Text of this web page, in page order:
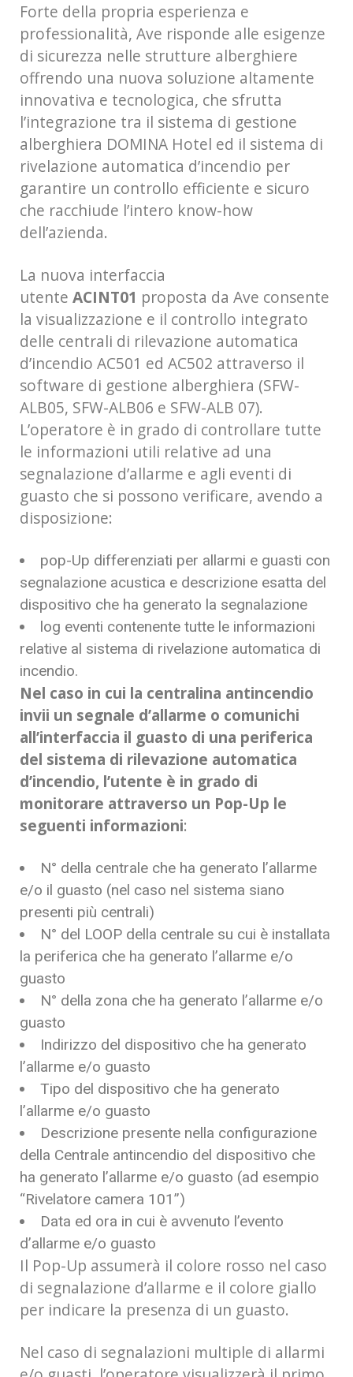
Forte della propria esperienza e
professionalità, Ave risponde alle esigenze
di sicurezza nelle strutture alberghiere
offrendo una nuova soluzione altamente
innovativa e tecnologica, che sfrutta
l’integrazione tra il sistema di gestione
alberghiera DOMINA Hotel ed il sistema di
rivelazione automatica d’incendio per
garantire un controllo efficiente e sicuro
che racchiude l’intero know-how
dell’azienda.
La nuova interfaccia
utente ACINT01 proposta da Ave consente
la visualizzazione e il controllo integrato
delle centrali di rilevazione automatica
d’incendio AC501 ed AC502 attraverso il
software di gestione alberghiera (SFW-
ALB05, SFW-ALB06 e SFW-ALB 07).
L’operatore è in grado di controllare tutte
le informazioni utili relative ad una
segnalazione d’allarme e agli eventi di
guasto che si possono verificare, avendo a
disposizione:
pop-Up differenziati per allarmi e guasti con
segnalazione acustica e descrizione esatta del
dispositivo che ha generato la segnalazione
log eventi contenente tutte le informazioni
relative al sistema di rivelazione automatica di
incendio.
Nel caso in cui la centralina antincendio
invii un segnale d’allarme o comunichi
all’interfaccia il guasto di una periferica
del sistema di rilevazione automatica
d’incendio, l’utente è in grado di
monitorare attraverso un Pop-Up le
seguenti informazioni:
N° della centrale che ha generato l’allarme
e/o il guasto (nel caso nel sistema siano
presenti più centrali)
N° del LOOP della centrale su cui è installata
la periferica che ha generato l’allarme e/o
guasto
N° della zona che ha generato l’allarme e/o
guasto
Indirizzo del dispositivo che ha generato
l’allarme e/o guasto
Tipo del dispositivo che ha generato
l’allarme e/o guasto
Descrizione presente nella configurazione
della Centrale antincendio del dispositivo che
ha generato l’allarme e/o guasto (ad esempio
“Rivelatore camera 101”)
Data ed ora in cui è avvenuto l’evento
d’allarme e/o guasto
Il Pop-Up assumerà il colore rosso nel caso
di segnalazione d’allarme e il colore giallo
per indicare la presenza di un guasto.
Nel caso di segnalazioni multiple di allarmi